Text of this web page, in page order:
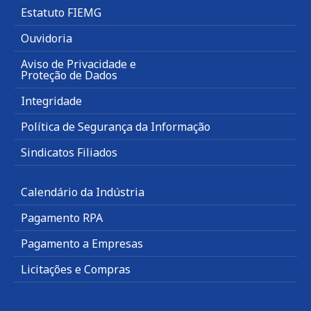
Estatuto FIEMG
Ouvidoria
Aviso de Privacidade e
Proteção de Dados
Integridade
Política de Segurança da Informação
Sindicatos Filiados
Calendário da Indústria
Pagamento RPA
Pagamento a Empresas
Licitações e Compras